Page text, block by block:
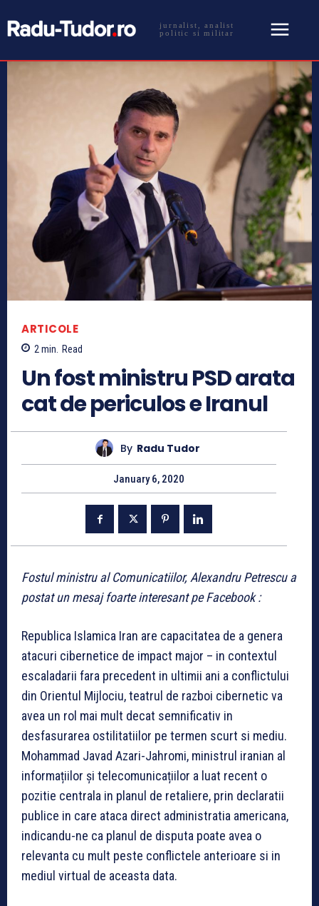
jurnalist, analist
politic si militar
ARTICOLE
2min. Read
Un fost ministru PSD arata
cat de periculos e Iranul
By Radu Tudor
January 6, 2020
Fostul ministru al Comunicatiilor, Alexandru Petrescu a
postat un mesaj foarte interesant pe Facebook :
Republica Islamica Iran are capacitatea de a genera
atacuri cibernetice de impact major – in contextul
escaladarii fara precedent in ultimii ani a conflictului
din Orientul Mijlociu, teatrul de razboi cibernetic va
avea un rol mai mult decat semnificativ in
desfasurarea ostilitatiilor pe termen scurt si mediu.
Mohammad Javad Azari-Jahromi, ministrul iranian al
informațiilor și telecomunicațiilor a luat recent o
pozitie centrala in planul de retaliere, prin declaratii
publice in care ataca direct administratia americana,
indicandu-ne ca planul de disputa poate avea o
relevanta cu mult peste conflictele anterioare si in
mediul virtual de aceasta data.